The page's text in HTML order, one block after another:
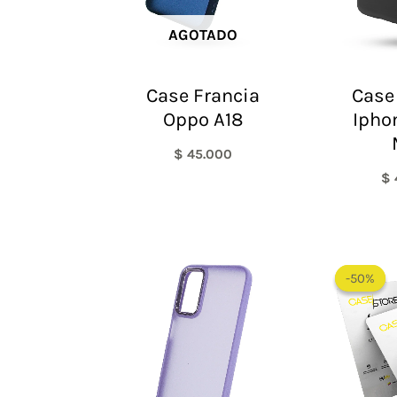
AGOTADO
Case Francia
Oppo A18
$ 45.000
$
-50%
-50%